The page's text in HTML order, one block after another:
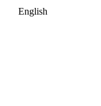
English